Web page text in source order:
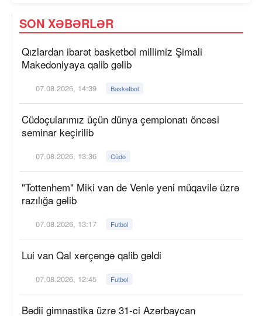
SON XƏBƏRLƏR
Qızlardan ibarət basketbol millimiz Şimali
Makedoniyaya qalib gəlib
07.08.2026, 14:39 Basketbol
Cüdoçularımız üçün dünya çempionatı öncəsi
seminar keçirilib
07.08.2026, 13:36 Cüdo
"Tottenhem" Miki van de Venlə yeni müqavilə üzrə
razılığa gəlib
07.08.2026, 13:17 Futbol
Lui van Qal xərçəngə qalib gəldi
07.08.2026, 12:45 Futbol
Bədii gimnastika üzrə 31-ci Azərbaycan